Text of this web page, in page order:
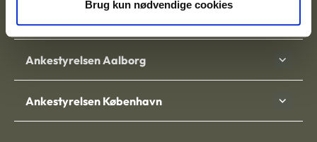
Brug kun nødvendige cookies
9000 Aalborg
Ankestyrelsen Aalborg
Ankestyrelsen København